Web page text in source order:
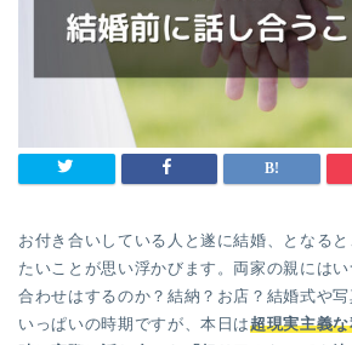
お付き合いしている人と遂に結婚、となる
たいことが思い浮かびます。両家の親には
合わせはするのか？結納？お店？結婚式や
いっぱいの時期ですが、本日は超現実主義